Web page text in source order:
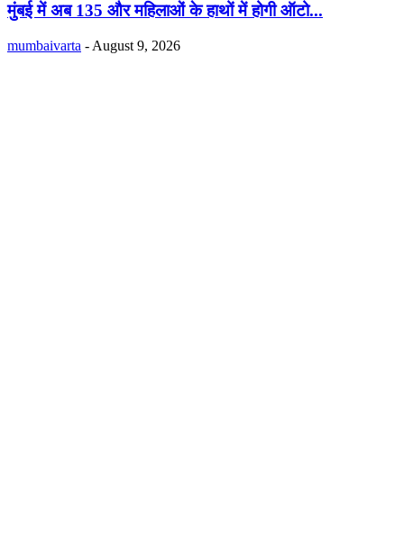
मुंबई में अब 135 और महिलाओं के हाथों में होगी ऑटो...
mumbaivarta - August 9, 2026